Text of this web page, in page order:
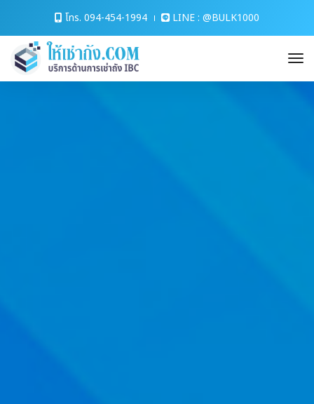
โทร. 094-454-1994 LINE : @BULK1000